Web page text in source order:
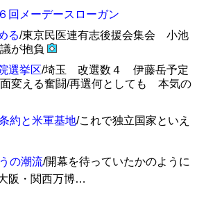
回メーデースローガン
る/東京民医連有志後援会集会 小池
が抱負
選挙区/埼玉 改選数４ 伊藤岳予定
変える奮闘/再選何としても 本気の
約と米軍基地/これで独立国家といえ
の潮流/開幕を待っていたかのように
阪・関西万博…